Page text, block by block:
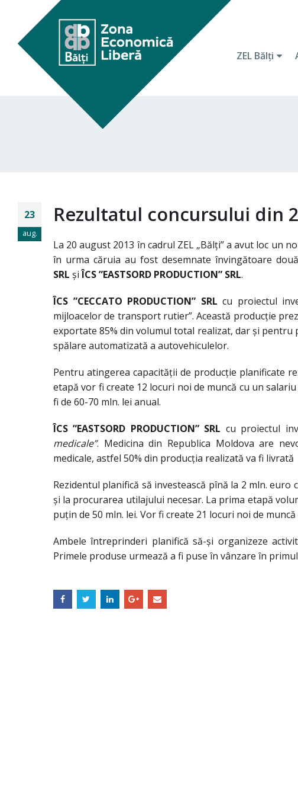
ZEL Bălţi
23
aug.
Rezultatul concursului din
La 20 august 2013 în cadrul ZEL „Bălţi” a avut loc
în urma căruia au fost desemnate învingătoare
SRL şiÎCS ”EASTSORD PRODUCTION” SRL.
ÎCS ”CECCATO PRODUCTION” SRL cu proiectul
mijloacelor de transport rutier”. Această producţie
exportate 85% din volumul total realizat, dar şi pentru
spălare automatizată a autovehiculelor.
Pentru atingerea capacităţii de producţie planificate
etapă vor fi create 12 locuri noi de muncă cu un
fi de 60-70 mln. lei anual.
ÎCS ”EASTSORD PRODUCTION” SRL cu proiectul
medicale”. Medicina din Republica Moldova are
medicale, astfel 50% din producţia realizată va fi
Rezidentul planifică să investească pînă la 2 mln.
şi la procurarea utilajului necesar. La prima etapă
puţin de 50 mln. lei. Vor fi create 21 locuri noi de
Ambele întreprinderi planifică să-şi organizeze
Primele produse urmează a fi puse în vânzare în